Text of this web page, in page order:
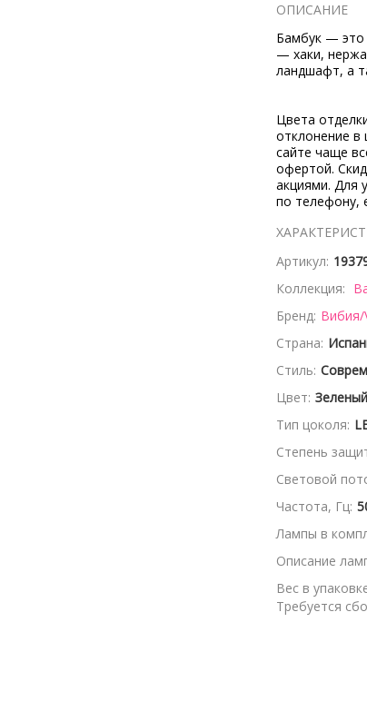
ОПИСАНИЕ
Бамбук — это
— хаки,
ландшафт, а
Цвета
отклонение в
сайте чаще
офертой.
акциями. Для
по телефону,
Артикул:
Коллекция:
Бренд: Вибия/
Страна:
Стиль:
Цвет:
Тип цоколя:
Степень
Световой
Частота, Гц:
Лампы в
Описание
Вес в
Требуется